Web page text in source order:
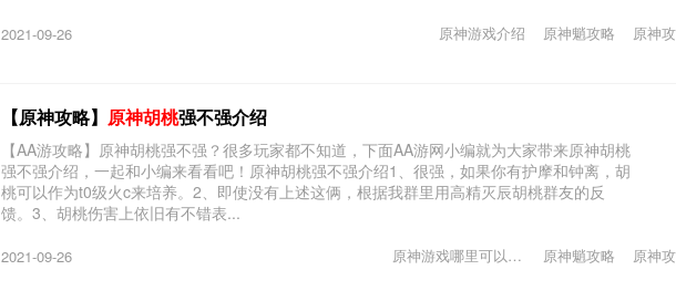
2021-09-26 原神
原神魈攻略
原神游戏介绍
【原神攻略】 原神胡桃强不强介绍
【AA游攻略】原神胡桃强不强？很多玩家都不知道，下面AA游网小编就为大家带来原神胡桃
强不强介绍，一起和小编来看看吧！原神胡桃强不强介绍1、很强，如果你有护摩和钟离，胡
桃可以作为t0级火c来培养。2、即使没有上述这俩，根据我群里用高精灭辰胡桃群友的反
馈。3、胡桃伤害上依旧有不错表...
2021-09-26 原神
原神魈攻略
原神游戏哪里可以下载